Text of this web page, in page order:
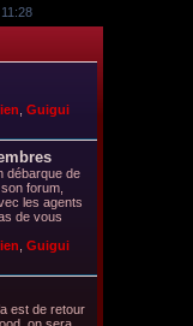
Guigui
débarque de
forum,
les agents
de vous
Guigui
est de retour